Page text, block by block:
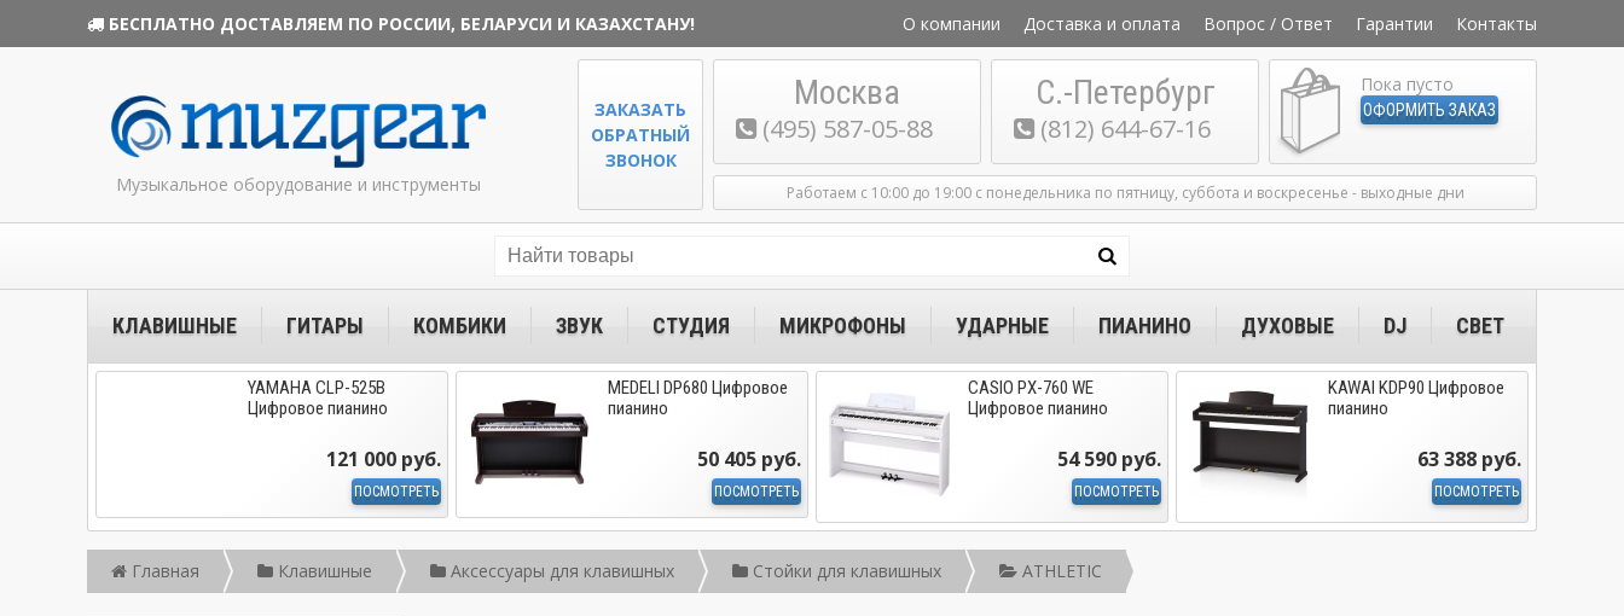
БЕСПЛАТНО ДОСТАВЛЯЕМ ПО РОССИИ, БЕЛАРУСИ И КАЗАХСТАНУ! О компании Доставка и оплата Вопрос / Ответ Гарантии Контакты
Музыкальное оборудование и инструменты
Москва
(495) 587-05-88
С.-Петербург
(812) 644-67-16
ЗАКАЗАТЬ
ОБРАТНЫЙ
ЗВОНОК
Пока пусто
ОФОРМИТЬ ЗАКАЗ
Работаем с 10:00 до 19:00 с понедельника по пятницу, суббота и воскресенье - выходные дни
КЛАВИШНЫЕ ГИТАРЫ КОМБИКИ ЗВУК СТУДИЯ МИКРОФОНЫ УДАРНЫЕ ПИАНИНО ДУХОВЫЕ DJ СВЕТ
YAMAHA CLP-525B
Цифровое пианино
121 000 руб.
ПОСМОТРЕТЬ
MEDELI DP680 Цифровое
пианино
50 405 руб.
ПОСМОТРЕТЬ
CASIO PX-760 WE
Цифровое пианино
54 590 руб.
ПОСМОТРЕТЬ
KAWAI KDP90 Цифровое
пианино
63 388 руб.
ПОСМОТРЕТЬ
Главная Клавишные Аксессуары для клавишных Стойки для клавишных ATHLETIC